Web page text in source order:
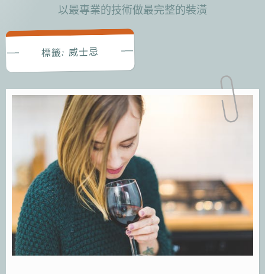
以最專業的技術做最完整的裝潢
標籤:威士忌